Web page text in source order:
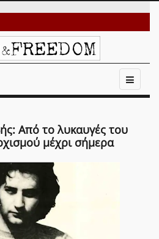
Από το λυκαυγές του
μέχρι σήμερα